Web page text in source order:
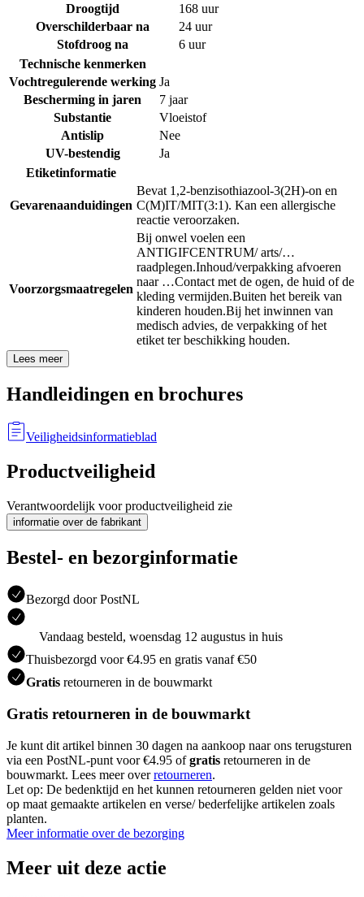
Droogtijd
168 uur
Overschilderbaar na
24 uur
Stofdroog na
6 uur
Technische kenmerken
Vochtregulerende werking Ja
Bescherming in jaren
7 jaar
Substantie
Vloeistof
Antislip
Nee
UV-bestendig
Ja
Etiketinformatie
Gevarenaanduidingen
Bevat 1,2-benzisothiazool-3(2H)-on en
C(M)IT/MIT(3:1). Kan een allergische
reactie veroorzaken.
Voorzorgsmaatregelen
Bij onwel voelen een
ANTIGIFCENTRUM/ arts/…
raadplegen.Inhoud/verpakking afvoeren
naar …Contact met de ogen, de huid of de
kleding vermijden.Buiten het bereik van
kinderen houden.Bij het inwinnen van
medisch advies, de verpakking of het
etiket ter beschikking houden.
Lees meer
Handleidingen en brochures
Veiligheidsinformatieblad
Productveiligheid
Verantwoordelijk voor productveiligheid zie
informatie over de fabrikant
Bestel- en bezorginformatie
Bezorgd door PostNL
Vandaag besteld, woensdag 12 augustus in huis
Thuisbezorgd voor €4.95 en gratis vanaf €50
Gratis retourneren in de bouwmarkt
Gratis retourneren in de bouwmarkt
Je kunt dit artikel binnen 30 dagen na aankoop naar ons terugsturen
via een PostNL-punt voor €4.95 ofgratis retourneren in de
bouwmarkt. Lees meer overretourneren.
Let op: De bedenktijd en het kunnen retourneren gelden niet voor
op maat gemaakte artikelen en verse/ bederfelijke artikelen zoals
planten.
Meer informatie over de bezorging
Meer uit deze actie